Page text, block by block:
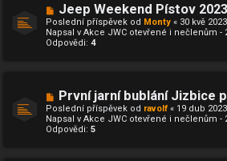
e
k
o
v
ý
p
p
ě
v
e
k
Jeep Weekend Pístov
Poslední příspěvek od Monty « 30 kvě
Napsal v Akce JWC otevřené i nečlenům -
Odpovědi: 4
N
o
v
ý
p
První jarní bublání Jizbice
Poslední příspěvek od ravolf « 19 dub
Napsal v Akce JWC otevřené i nečlenům -
Odpovědi: 5